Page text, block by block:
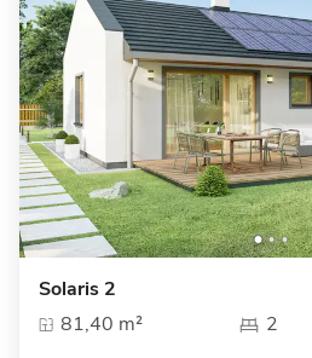
Solaris 2
81,40 m²
2